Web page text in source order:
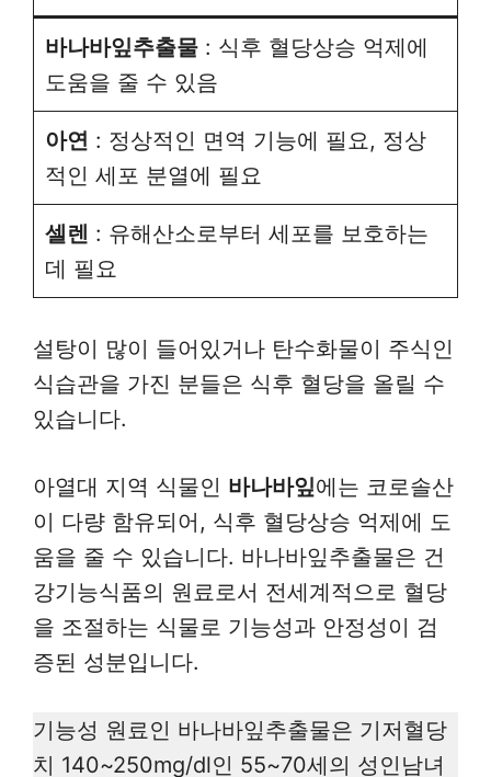
바나바잎추출물 : 식후 혈당상승 억제에
도움을 줄 수 있음
아연 : 정상적인 면역 기능에 필요, 정상
적인 세포 분열에 필요
셀렌 : 유해산소로부터 세포를 보호하는
데 필요
설탕이 많이 들어있거나 탄수화물이 주식인
식습관을 가진 분들은 식후 혈당을 올릴 수
있습니다.
아열대 지역 식물인 바나바잎에는 코로솔산
이 다량 함유되어, 식후 혈당상승 억제에 도
움을 줄 수 있습니다. 바나바잎추출물은 건
강기능식품의 원료로서 전세계적으로 혈당
을 조절하는 식물로 기능성과 안정성이 검
증된 성분입니다.
기능성 원료인 바나바잎추출물은 기저혈당
치 140~250mg/dl인 55~70세의 성인남녀